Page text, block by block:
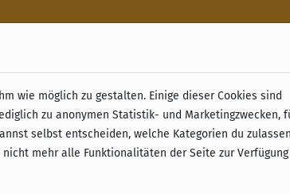
30 Tage Rückgabe
On Mars: Alien
wie möglich zu gestalten. Einige dieser Cookies sind
zu anonymen Statistik- und Marketingzwecken,
selbst entscheiden, welche Kategorien du zulassen
mehr alle Funktionalitäten der Seite zur Verfügung